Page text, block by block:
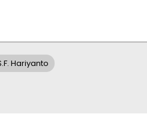
Rendah, Pemerintah Jaga